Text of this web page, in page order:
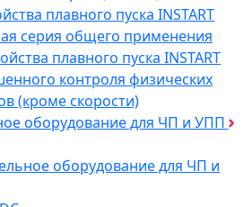
плавного пуска INSTART
серия общего применения
плавного пуска INSTART
контроля физических
(кроме скорости)
оборудование для ЧП и УПП
оборудование для ЧП и